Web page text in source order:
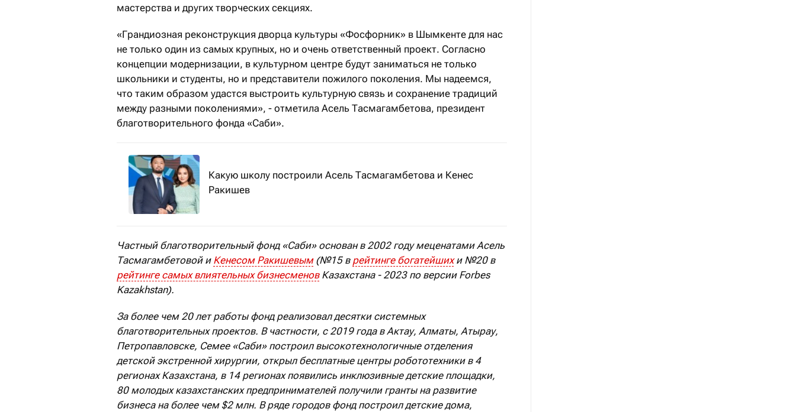
мастерства и других творческих секциях.
«Грандиозная реконструкция дворца культуры «Фосфорник» в Шымкенте для нас
не только один из самых крупных, но и очень ответственный проект. Согласно
концепции модернизации, в культурном центре будут заниматься не только
школьники и студенты, но и представители пожилого поколения. Мы надеемся,
что таким образом удастся выстроить культурную связь и сохранение традиций
между разными поколениями», - отметила Асель Тасмагамбетова, президент
благотворительного фонда «Саби».
Какую школу построили Асель Тасмагамбетова и Кенес
Ракишев
Частный благотворительный фонд «Саби» основан в 2002 году меценатами Асель
Тасмагамбетовой и Кенесом Ракишевым (№15 в рейтинге богатейшихи №20 в
рейтинге самых влиятельных бизнесменовКазахстана - 2023 по версии Forbes
Kazakhstan).
За более чем 20 лет работы фонд реализовал десятки системных
благотворительных проектов. В частности, с 2019 года в Актау, Алматы, Атырау,
Петропавловске, Семее «Саби» построил высокотехнологичные отделения
детской экстренной хирургии, открыл бесплатные центры робототехники в 4
регионах Казахстана, в 14 регионах появились инклюзивные детские площадки,
80 молодых казахстанских предпринимателей получили гранты на развитие
бизнеса на более чем $2 млн. В ряде городов фонд построил детские дома,